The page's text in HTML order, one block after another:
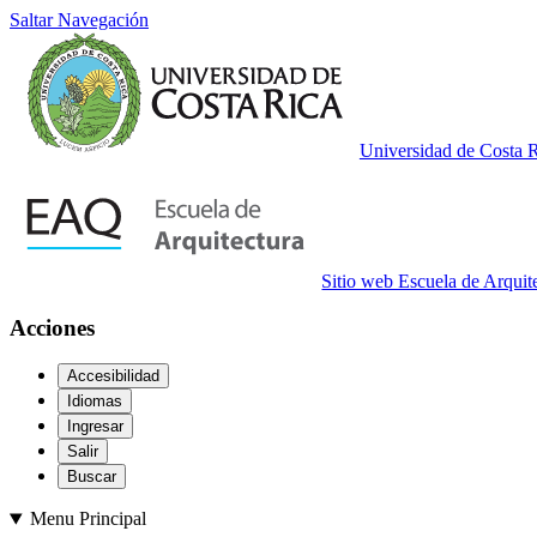
Saltar Navegación
Universidad de Costa
Sitio web Escuela de
Acciones
Accesibilidad
Idiomas
Ingresar
Salir
Buscar
Menu Principal